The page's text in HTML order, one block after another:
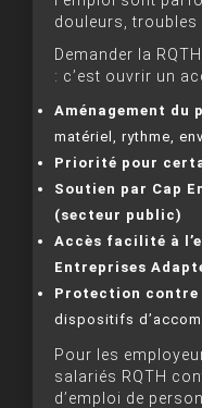
douleurs, troubles
Demander la
: c’est ouvrir un
Aménagement du
matériel, rythme,
Priorité pour
Soutien par Cap
(secteur public)
Accès facilité à
Entreprises
Protection contre
dispositifs
Pour les
salariés RQTH
d’emploi de